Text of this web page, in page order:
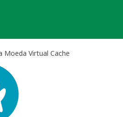
Moeda Virtual Cache